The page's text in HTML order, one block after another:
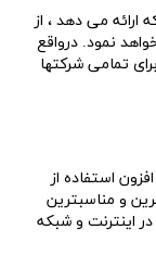
می دهد ، از
نمود. درواقع
تمامی شرکتها
استفاده از
و مناسبترین
اینترنت و شبکه